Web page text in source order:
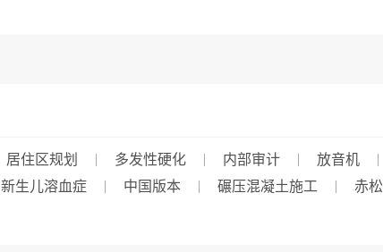
居住区规划 多发性硬化 内部审计 放音机
新生儿溶血症 中国版本 碾压混凝土施工 赤松